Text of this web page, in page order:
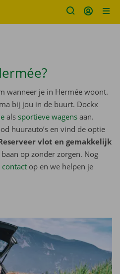
wanneer je in Hermée woont.
bij jou in de buurt. Dockx
als sportieve wagens aan.
huurauto’s en vind de optie
vlot en gemakkelijk
baan op zonder zorgen. Nog
contact op en we helpen je